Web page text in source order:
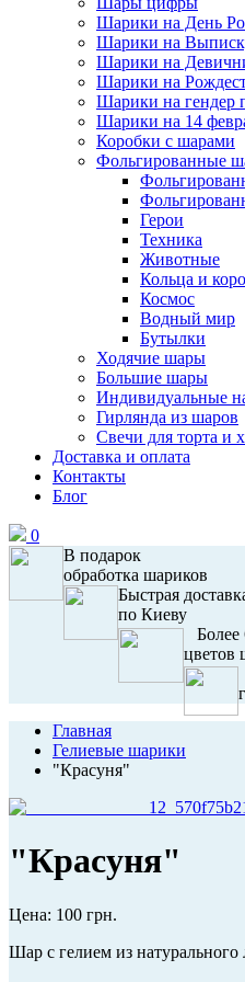
Шарики на День
Шарики на
Шарики на
Шарики на
Шарики на гендер
Шарики на 14
Коробки с шарами
Фольгированные
Герои
Техника
Животные
Кольца и
Космос
Водный мир
Бутылки
Ходячие шары
Большие шары
Индивидуальные
Гирлянда из шаров
Свечи для торта и
Доставка и оплата
Контакты
Блог
0
В подарок
обработка шариков
Быстрая
по Киеву
Более
цветов
Главная
Гелиевые шарики
"Красуня"
"Красуня"
Цена: 100 грн.
Шар с гелием из натурального